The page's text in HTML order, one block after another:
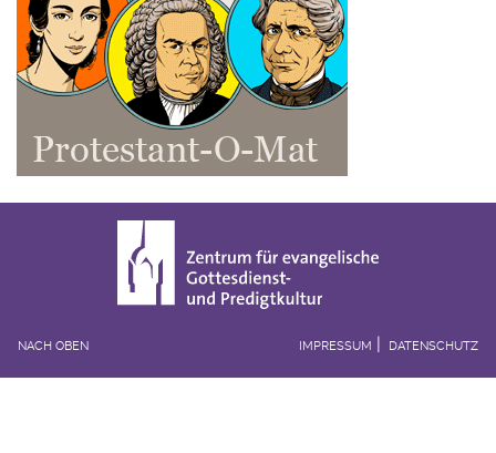
NACH OBEN IMPRESSUM DATENSCHUTZ